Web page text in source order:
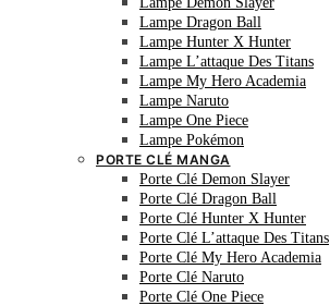
Lampe Dragon Ball
Lampe Hunter X Hunter
Lampe L’attaque Des Titans
Lampe My Hero Academia
Lampe Naruto
Lampe One Piece
Lampe Pokémon
PORTE CLÉ MANGA
Porte Clé Demon Slayer
Porte Clé Dragon Ball
Porte Clé Hunter X Hunter
Porte Clé L’attaque Des Titans
Porte Clé My Hero Academia
Porte Clé Naruto
Porte Clé One Piece